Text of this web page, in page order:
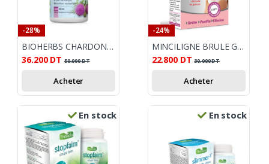
-28%
BIOHERBS CHARDON MARIE 80% 60 GELULES
36.200 DT 50.000DT
Acheter
-24%
MINCILIGNE BRULE GRAISSE B/30
22.800 DT 30.000DT
Acheter
En stock En stock